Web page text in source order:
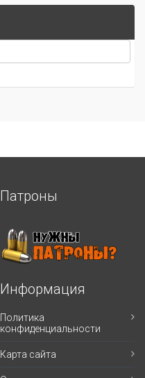
Патроны
Информация
Политика
конфиденциальности
Карта сайта